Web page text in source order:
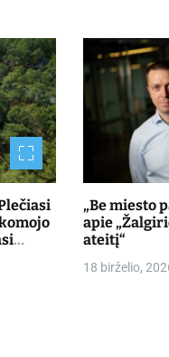
„Be miesto
apie
ateitį“
18 birželio,